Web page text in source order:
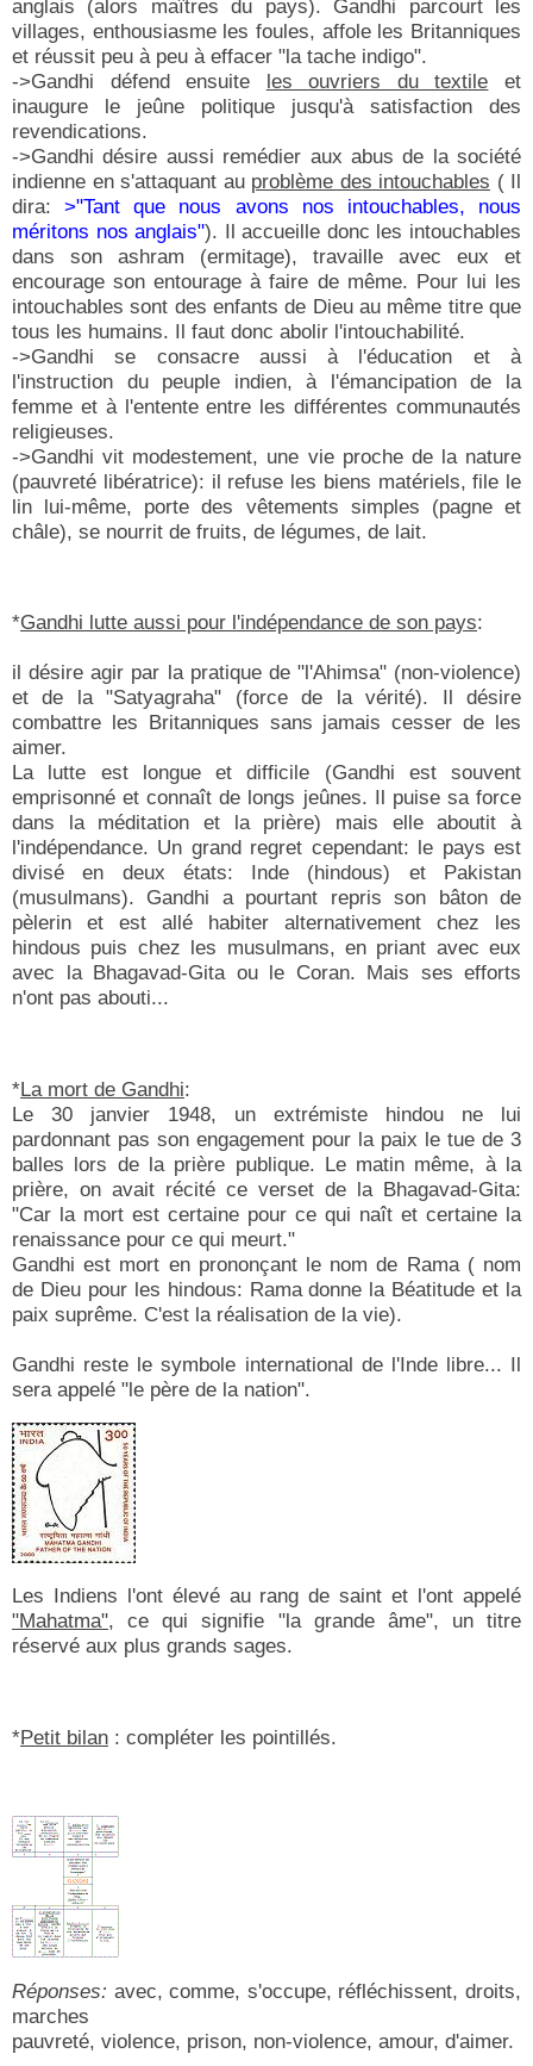
anglais (alors maîtres du pays). Gandhi parcourt les
villages, enthousiasme les foules, affole les Britanniques
et réussit peu à peu à effacer "la tache indigo".
->Gandhi défend ensuite les ouvriers du textile et
inaugure le jeûne politique jusqu'à satisfaction des
revendications.
->Gandhi désire aussi remédier aux abus de la société
indienne en s'attaquant au problème des intouchables ( Il
dira:>"Tant que nous avons nos intouchables, nous
méritons nos anglais"). Il accueille donc les intouchables
dans son ashram (ermitage), travaille avec eux et
encourage son entourage à faire de même. Pour lui les
intouchables sont des enfants de Dieu au même titre que
tous les humains. Il faut donc abolir l'intouchabilité.
->Gandhi se consacre aussi à l'éducation et à
l'instruction du peuple indien, à l'émancipation de la
femme et à l'entente entre les différentes communautés
religieuses.
->Gandhi vit modestement, une vie proche de la nature
(pauvreté libératrice): il refuse les biens matériels, file le
lin lui-même, porte des vêtements simples (pagne et
châle), se nourrit de fruits, de légumes, de lait.
*Gandhi lutte aussi pour l'indépendance de son pays:
il désire agir par la pratique de "l'Ahimsa" (non-violence)
et de la "Satyagraha" (force de la vérité). Il désire
combattre les Britanniques sans jamais cesser de les
aimer.
La lutte est longue et difficile (Gandhi est souvent
emprisonné et connaît de longs jeûnes. Il puise sa force
dans la méditation et la prière) mais elle aboutit à
l'indépendance. Un grand regret cependant: le pays est
divisé en deux états: Inde (hindous) et Pakistan
(musulmans). Gandhi a pourtant repris son bâton de
pèlerin et est allé habiter alternativement chez les
hindous puis chez les musulmans, en priant avec eux
avec la Bhagavad-Gita ou le Coran. Mais ses efforts
n'ont pas abouti...
*La mort de Gandhi:
Le 30 janvier 1948, un extrémiste hindou ne lui
pardonnant pas son engagement pour la paix le tue de 3
balles lors de la prière publique. Le matin même, à la
prière, on avait récité ce verset de la Bhagavad-Gita:
"Car la mort est certaine pour ce qui naît et certaine la
renaissance pour ce qui meurt."
Gandhi est mort en prononçant le nom de Rama ( nom
de Dieu pour les hindous: Rama donne la Béatitude et la
paix suprême. C'est la réalisation de la vie).
Gandhi reste le symbole international de l'Inde libre... Il
sera appelé "le père de la nation".
Les Indiens l'ont élevé au rang de saint et l'ont appelé
"Mahatma", ce qui signifie "la grande âme", un titre
réservé aux plus grands sages.
*Petit bilan : compléter les pointillés.
Réponses: avec, comme, s'occupe, réfléchissent, droits,
marches
pauvreté, violence, prison, non-violence, amour, d'aimer.